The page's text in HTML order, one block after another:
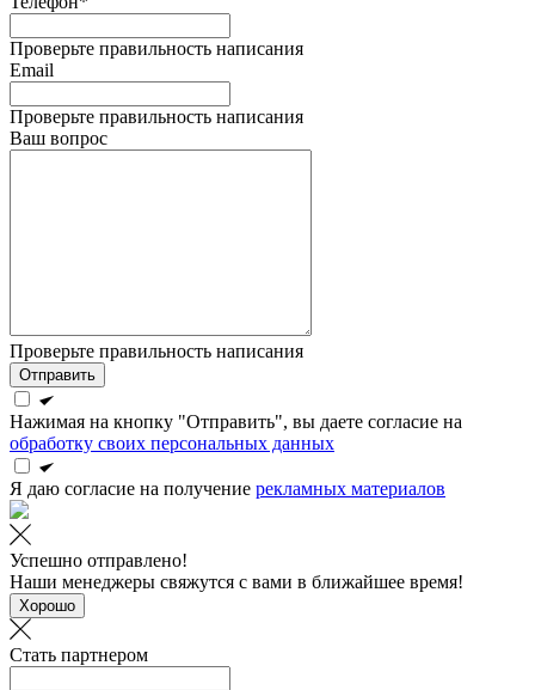
Проверьте правильность написания
Email
Проверьте правильность написания
Ваш вопрос
Проверьте правильность написания
Отправить
Нажимая на кнопку "Отправить", вы даете согласие на
обработку своих персональных данных
Я даю согласие на получение рекламных материалов
Успешно отправлено!
Наши менеджеры свяжутся с вами в ближайшее время!
Хорошо
Стать партнером